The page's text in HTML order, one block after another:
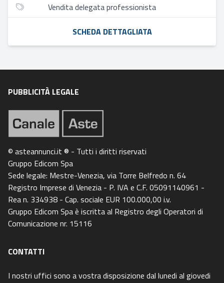
Vendita delegata professionista
SCHEDA DETTAGLIATA
PUBBLICITÀ LEGALE
© asteannunci.it ® - Tutti i diritti riservati
Gruppo Edicom Spa
Sede legale: Mestre-Venezia, via Torre Belfredo n. 64
Registro Imprese di Venezia - P. IVA e C.F. 05091140961 -
Rea n. 334938 - Cap. sociale EUR 100.000,00 i.v.
Gruppo Edicom Spa è iscritta al Registro degli Operatori di
Comunicazione nr. 15116
CONTATTI
I nostri uffici sono a vostra disposizione dal lunedi al giovedi